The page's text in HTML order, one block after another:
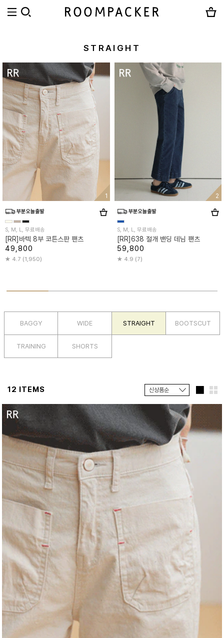
STRAIGHT
1
S, M, L, 무료배송
[RR]바텍 8부 코튼스판 팬츠
49,800
4.7 (1,950)
2
S, M, L, 무료배송
[RR]638 절개 밴딩 데님 팬츠
59,800
4.9 (7)
BAGGY WIDE STRAIGHT BOOTSCUT
TRAINING SHORTS
12 ITEMS